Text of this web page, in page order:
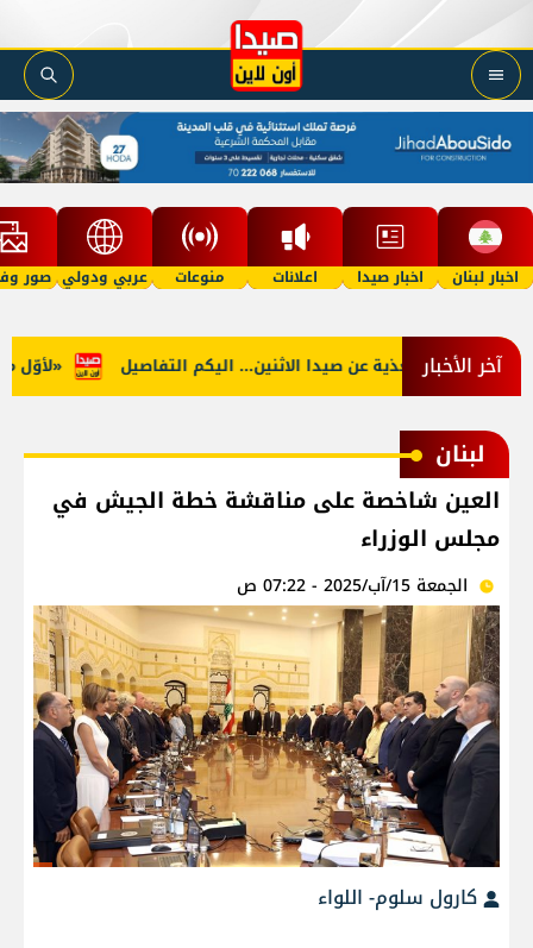
اخبار لبنان اخبار صيدا اعلانات منوعات عربي ودولي صور
آخر الأخبار «لأوّل توقف التغذية عن صيدا الاثنين... اليكم التفاصيل
لبنان
العين شاخصة على مناقشة خطة الجيش في
مجلس الوزراء
الجمعة 15/آب/2025 - 07:22 ص
كارول سلوم- اللواء